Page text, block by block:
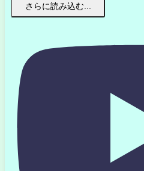
さらに読み込む...